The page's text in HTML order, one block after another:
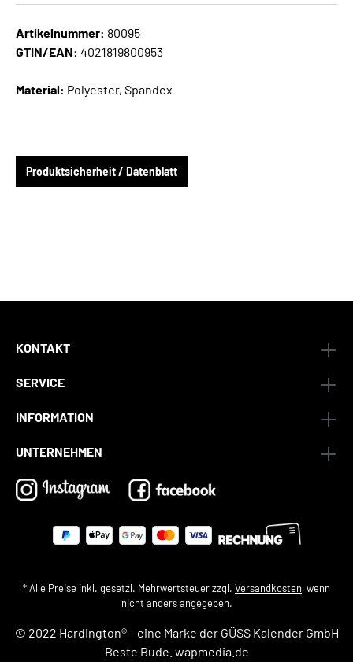
Artikelnummer: 80095
GTIN/EAN: 4021819800953
Material: Polyester, Spandex
Produktsicherheit / Datenblatt
KONTAKT
SERVICE
INFORMATION
UNTERNEHMEN
* Alle Preise inkl. gesetzl. Mehrwertsteuer zzgl. Versandkosten, wenn
nicht anders angegeben.
© 2022 Hardington® – eine Marke der GÜSS Kalender GmbH
Beste Bude. wapmedia.de